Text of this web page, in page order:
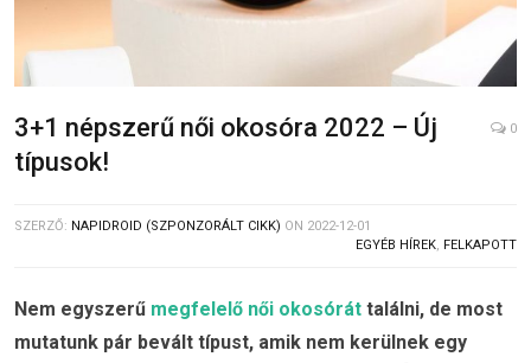
3+1 népszerű női okosóra 2022 – Új
típusok!
0
SZERZŐ: NAPIDROID (SZPONZORÁLT CIKK) ON 2022-12-01
EGYÉB HÍREK, FELKAPOTT
Nem egyszerű megfelelő női okosórát találni, de most
mutatunk pár bevált típust, amik nem kerülnek egy